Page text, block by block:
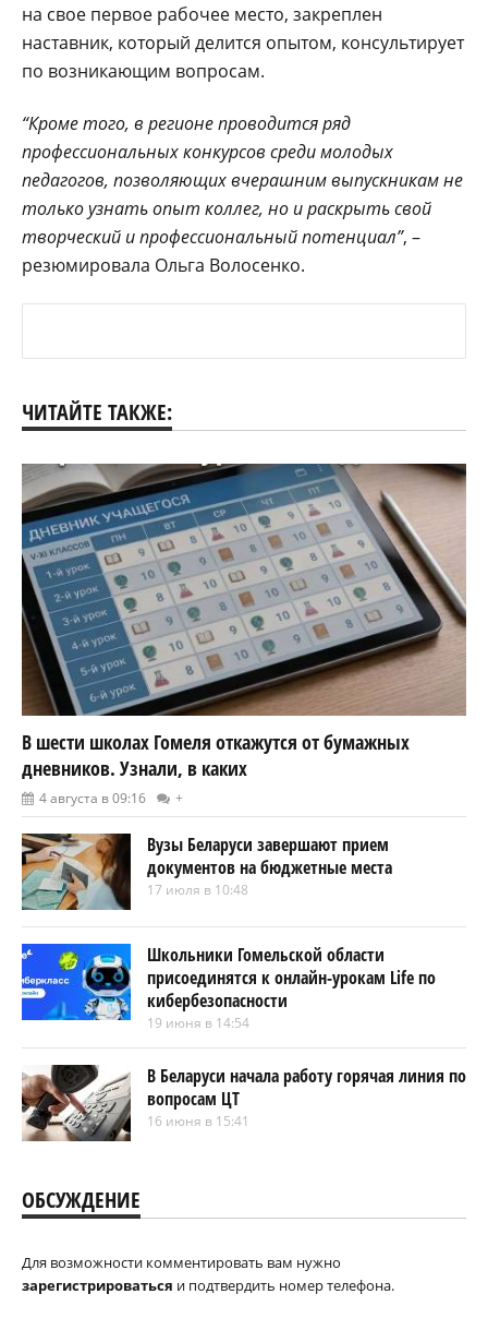
на свое первое рабочее место, закреплен
наставник, который делится опытом, консультирует
по возникающим вопросам.
“Кроме того, в регионе проводится ряд
профессиональных конкурсов среди молодых
педагогов, позволяющих вчерашним выпускникам не
только узнать опыт коллег, но и раскрыть свой
творческий и профессиональный потенциал”, –
резюмировала Ольга Волосенко.
ЧИТАЙТЕ ТАКЖЕ:
В шести школах Гомеля откажутся от бумажных
дневников. Узнали, в каких
4 августа в 09:16 +
Вузы Беларуси завершают прием
документов на бюджетные места
17 июля в 10:48
Школьники Гомельской области
присоединятся к онлайн-урокам Life по
кибербезопасности
19 июня в 14:54
В Беларуси начала работу горячая линия по
вопросам ЦТ
16 июня в 15:41
ОБСУЖДЕНИЕ
Для возможности комментировать вам нужно
зарегистрироваться и подтвердить номер телефона.